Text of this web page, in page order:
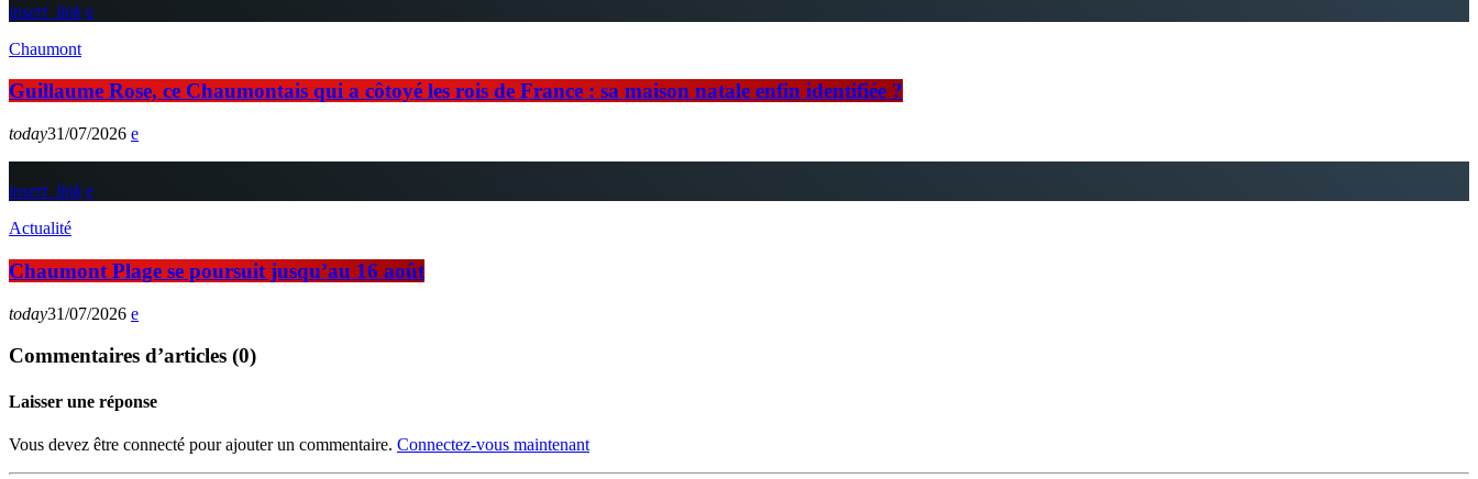
insert_link
Chaumont
Guillaume Rose, ce Chaumontais qui a côtoyé les rois de France : sa maison natale enfin identifiée ?
today31/07/2026
insert_link
Actualité
Chaumont Plage se poursuit jusqu’au 16 août
today31/07/2026
Commentaires d’articles (0)
Laisser une réponse
Vous devez être connecté pour ajouter un commentaire. Connectez-vous maintenant